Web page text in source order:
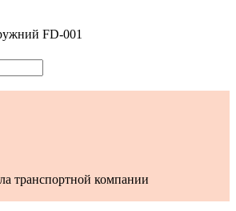
FD-001
транспортной компании